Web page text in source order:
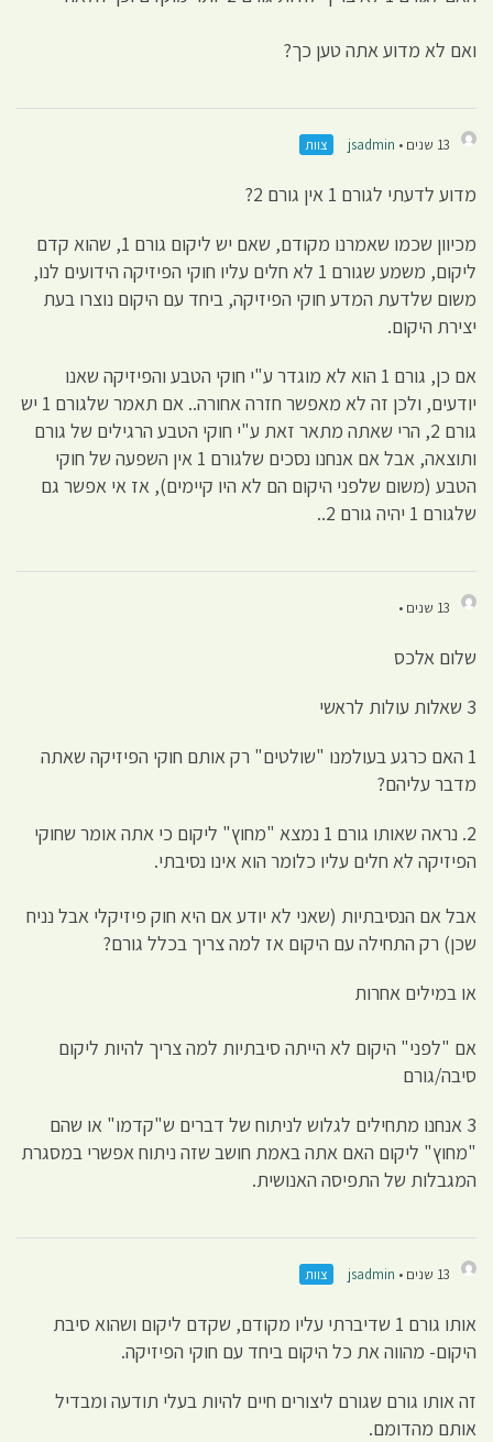
ואם לא מדוע אתה טען כך?
13 שנים • jsadmin צוות
מדוע לדעתי לגורם 1 אין גורם 2?
מכיוון שכמו שאמרנו מקודם, שאם יש ליקום גורם 1, שהוא קדם
ליקום, משמע שגורם 1 לא חלים עליו חוקי הפיזיקה הידועים לנו,
משום שלדעת המדע חוקי הפיזיקה, ביחד עם היקום נוצרו בעת
יצירת היקום.
אם כן, גורם 1 הוא לא מוגדר ע"י חוקי הטבע והפיזיקה שאנו
יודעים, ולכן זה לא מאפשר חזרה אחורה.. אם תאמר שלגורם 1 יש
גורם 2, הרי שאתה מתאר זאת ע"י חוקי הטבע הרגילים של גורם
ותוצאה, אבל אם אנחנו נסכים שלגורם 1 אין השפעה של חוקי
הטבע (משום שלפני היקום הם לא היו קיימים), אז אי אפשר גם
שלגורם 1 יהיה גורם 2..
13 שנים •
שלום אלכס
3 שאלות עולות לראשי
1 האם כרגע בעולמנו "שולטים" רק אותם חוקי הפיזיקה שאתה
מדבר עליהם?
2. נראה שאותו גורם 1 נמצא "מחוץ" ליקום כי אתה אומר שחוקי
הפיזיקה לא חלים עליו כלומר הוא אינו נסיבתי.
אבל אם הנסיבתיות (שאני לא יודע אם היא חוק פיזיקלי אבל נניח
שכן) רק התחילה עם היקום אז למה צריך בכלל גורם?
או במילים אחרות
אם "לפני" היקום לא הייתה סיבתיות למה צריך להיות ליקום
סיבה/גורם
3 אנחנו מתחילים לגלוש לניתוח של דברים ש"קדמו" או שהם
"מחוץ" ליקום האם אתה באמת חושב שזה ניתוח אפשרי במסגרת
המגבלות של התפיסה האנושית.
13 שנים • jsadmin צוות
אותו גורם 1 שדיברתי עליו מקודם, שקדם ליקום ושהוא סיבת
היקום- מהווה את כל היקום ביחד עם חוקי הפיזיקה.
זה אותו גורם שגורם ליצורים חיים להיות בעלי תודעה ומבדיל
אותם מהדומם.